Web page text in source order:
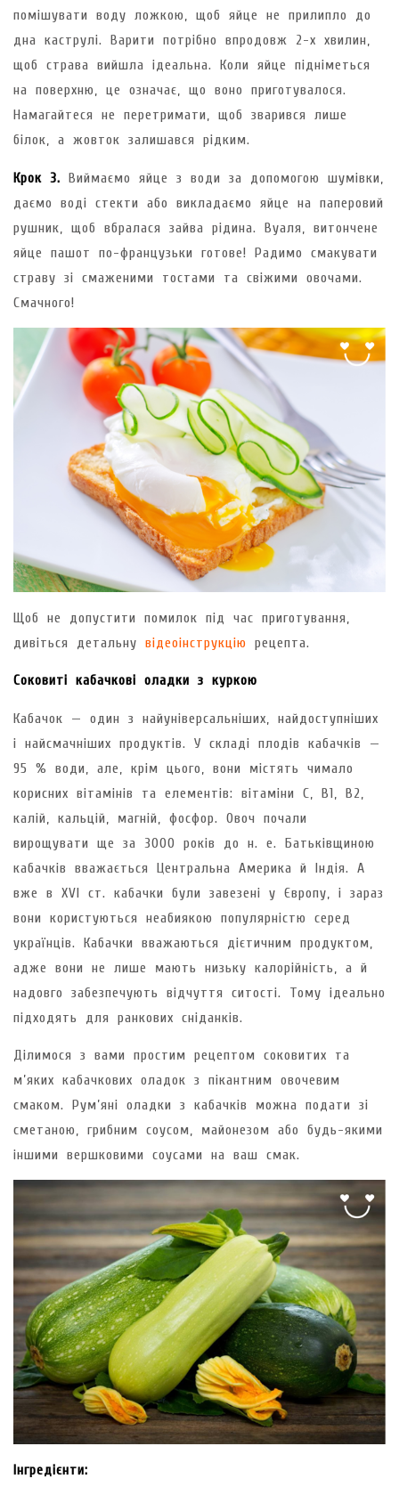
помішувати воду ложкою, щоб яйце не прилипло до
дна каструлі. Варити потрібно впродовж 2-х хвилин,
щоб страва вийшла ідеальна. Коли яйце підніметься
на поверхню, це означає, що воно приготувалося.
Намагайтеся не перетримати, щоб зварився лише
білок, а жовток залишався рідким.
Крок 3. Виймаємо яйце з води за допомогою шумівки,
даємо воді стекти або викладаємо яйце на паперовий
рушник, щоб вбралася зайва рідина. Вуаля, витончене
яйце пашот по-французьки готове! Радимо смакувати
страву зі смаженими тостами та свіжими овочами.
Смачного!
Щоб не допустити помилок під час приготування,
дивіться детальну відеоінструкцію рецепта.
Соковиті кабачкові оладки з куркою
Кабачок — один з найуніверсальніших, найдоступніших
і найсмачніших продуктів. У складі плодів кабачків —
95 % води, але, крім цього, вони містять чимало
корисних вітамінів та елементів: вітаміни С, В1, В2,
калій, кальцій, магній, фосфор. Овоч почали
вирощувати ще за 3000 років до н. е. Батьківщиною
кабачків вважається Центральна Америка й Індія. А
вже в XVI ст. кабачки були завезені у Європу, і зараз
вони користуються неабиякою популярністю серед
українців. Кабачки вважаються дієтичним продуктом,
адже вони не лише мають низьку калорійність, а й
надовго забезпечують відчуття ситості. Тому ідеально
підходять для ранкових сніданків.
Ділимося з вами простим рецептом соковитих та
м’яких кабачкових оладок з пікантним овочевим
смаком. Рум’яні оладки з кабачків можна подати зі
сметаною, грибним соусом, майонезом або будь-якими
іншими вершковими соусами на ваш смак.
Інгредієнти: